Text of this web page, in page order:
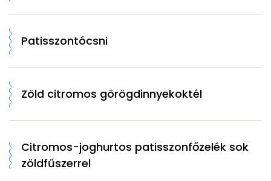
Patisszontócsni
Zöld citromos görögdinnyekoktél
Citromos-joghurtos patisszonfőzelék sok
zöldfűszerrel